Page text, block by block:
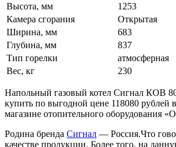
Высота, мм
1253
Камера сгорания
Открытая
Ширина, мм
683
Глубина, мм
837
Тип горелки
атмосферная
Вес, кг
230
Напольный газовый котел Сигнал КОВ
купить по выгодной цене 118080 рублей
магазине отопительного оборудования
Родина бренда Сигнал — Россия.Что
качестве продукции. Более того, на